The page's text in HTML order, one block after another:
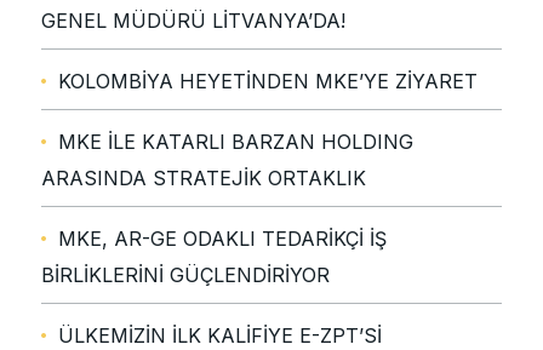
GENEL MÜDÜRÜ LİTVANYA’DA!
KOLOMBİYA HEYETİNDEN MKE’YE ZİYARET
MKE İLE KATARLI BARZAN HOLDING
ARASINDA STRATEJİK ORTAKLIK
MKE, AR-GE ODAKLI TEDARİKÇİ İŞ
BİRLİKLERİNİ GÜÇLENDİRİYOR
ÜLKEMİZİN İLK KALİFİYE E-ZPT’Sİ